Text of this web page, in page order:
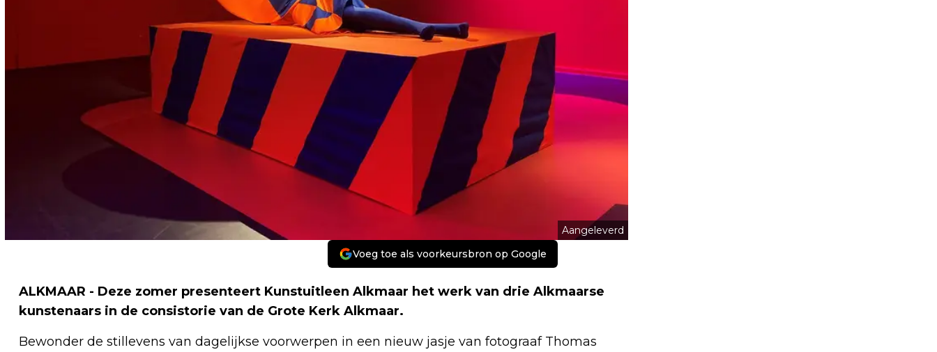
Aangeleverd
Voeg toe als voorkeursbron op Google
ALKMAAR - Deze zomer presenteert Kunstuitleen Alkmaar het werk van drie Alkmaarse
kunstenaars in de consistorie van de Grote Kerk Alkmaar.
Bewonder de stillevens van dagelijkse voorwerpen in een nieuw jasje van fotograaf Thomas